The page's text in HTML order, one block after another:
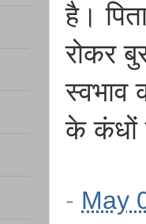
है।
रोकर
स्वभाव
के कंधों
- May